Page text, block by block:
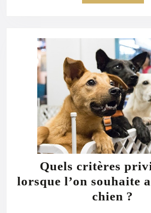
Quels critères
lorsque l’on souhaite
chien ?